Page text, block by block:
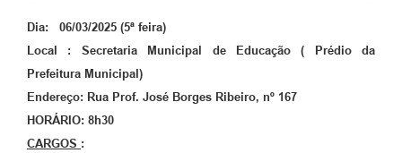
Jornal
Diário Oficial
Dia: 06/03/2025 (5ª feira)
Local : Secretaria Municipal de Educação ( Prédio da
Prefeitura Municipal)
Endereço: Rua Prof. José Borges Ribeiro, nº 167
HORÁRIO: 8h30
CARGOS :